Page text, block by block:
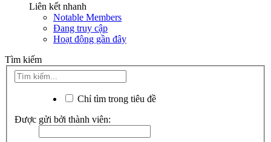
Liên kết nhanh
Notable Members
Đang truy cập
Hoạt động gần đây
Tìm kiếm
Chỉ tìm trong tiêu đề
Được gửi bởi thành viên: